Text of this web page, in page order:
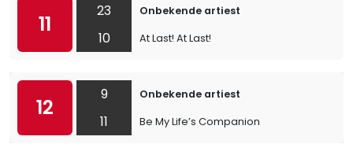
11
23
10
Onbekende artiest
At Last! At Last!
12
9
11
Onbekende artiest
Be My Life’s Companion